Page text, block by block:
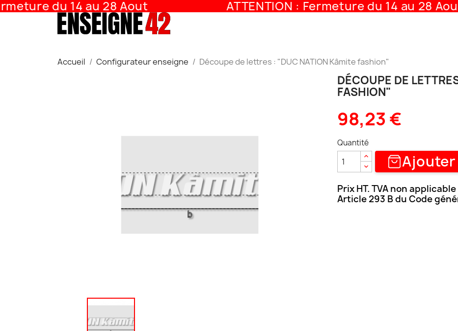
du 14 au 28 Aout ATTENTION : Fermeture du 14 au 28 Aout
Accueil Configurateur enseigne Découpe de lettres : "DUC NATION Kâmite fashion"
DÉCOUPE DE
FASHION"
98,23 €
Quantité
Prix HT. TVA non applicable
Article 293 B du Code